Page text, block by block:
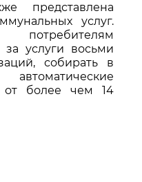
представлена
услуг.
потребителям
за услуги восьми
собирать в
от более чем 14